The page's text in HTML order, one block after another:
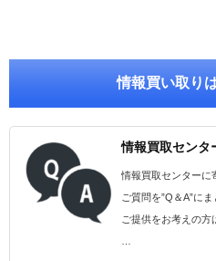
情報買い取り
情報買取センタ
情報買取センターに
ご質問を”Q＆A”に
ご提供をお考えの方